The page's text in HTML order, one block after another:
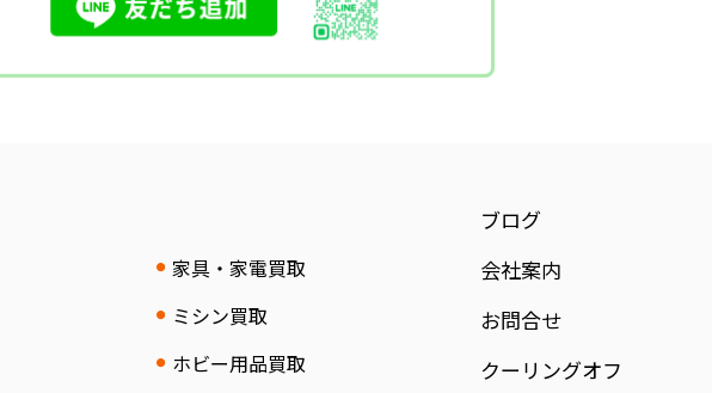
家具・家電買取
ミシン買取
ホビー用品買取
ブログ
会社案内
お問合せ
クーリングオフ